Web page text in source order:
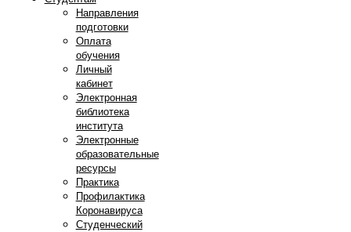
Направления
подготовки
Оплата
обучения
Личный
кабинет
Электронная
библиотека
института
Электронные
образовательные
ресурсы
Практика
Профилактика
Коронавируса
Студенческий